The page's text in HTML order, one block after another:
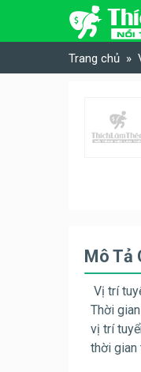
Skip to content
Trang chủ
Mô Tả
Vị trí
Thời
vị trí
thời